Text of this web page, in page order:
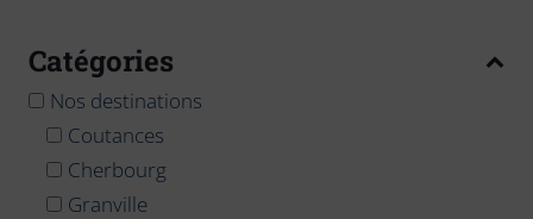
Catégories
Nos destinations
Coutances
Cherbourg
Granville